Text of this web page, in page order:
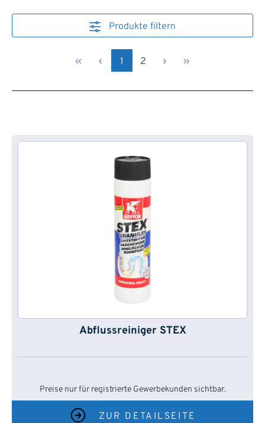
Produkte filtern
Seite
1 Seite
2
Abflussreiniger STEX
Preise nur für registrierte Gewerbekunden sichtbar.
ZUR DETAILSEITE